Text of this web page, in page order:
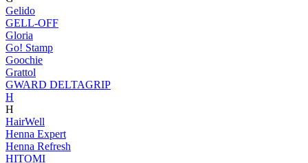
Gelido
GELL-OFF
Gloria
Go! Stamp
Goochie
Grattol
GWARD DELTAGRIP
H
H
HairWell
Henna Expert
Henna Refresh
HITOMI